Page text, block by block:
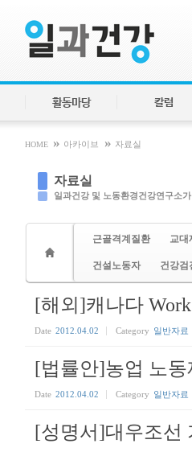
활동마당 칼럼
HOME » 아카이브 » 자료실
자료실
일과건강 및 노동환경건강연구소
근골격계질환 교대
건설노동자 건강검
[해외]캐나다
Date 2012.04.02 Category 일반자료
[법률안]농업 노
Date 2012.04.02 Category 일반자료
[성명서]대우조선